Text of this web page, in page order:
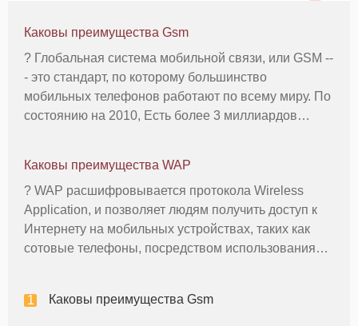
Каковы преимущества Gsm
? Глобальная система мобильной связи, или GSM --
- это стандарт, по которому большинство
мобильных телефонов работают по всему миру. По
состоянию на 2010, Есть более 3 миллиардов
производительности GSM помогает понять, почему
Каковы преимущества WAP
? WAP расшифровывается протокола Wireless
Application, и позволяет людям получить доступ к
Интернету на мобильных устройствах, таких как
сотовые телефоны, посредством использования
Интернет на мобильные телефоны, в
Каковы преимущества Gsm